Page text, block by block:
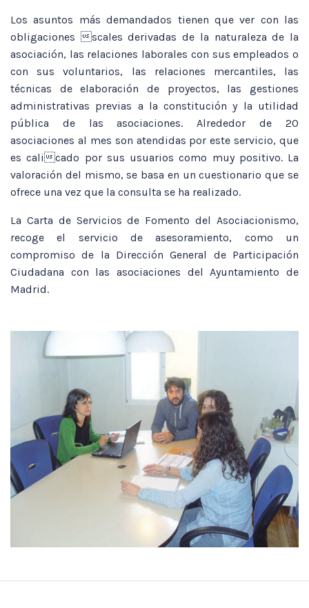
Los asuntos más demandados tienen que ver con las
obligaciones scales derivadas de la naturaleza de la
asociación, las relaciones laborales con sus empleados o
con sus voluntarios, las relaciones mercantiles, las
técnicas de elaboración de proyectos, las gestiones
administrativas previas a la constitución y la utilidad
pública de las asociaciones. Alrededor de 20
asociaciones al mes son atendidas por este servicio, que
es calicado por sus usuarios como muy positivo. La
valoración del mismo, se basa en un cuestionario que se
ofrece una vez que la consulta se ha realizado.
La Carta de Servicios de Fomento del Asociacionismo,
recoge el servicio de asesoramiento, como un
compromiso de la Dirección General de Participación
Ciudadana con las asociaciones del Ayuntamiento de
Madrid.